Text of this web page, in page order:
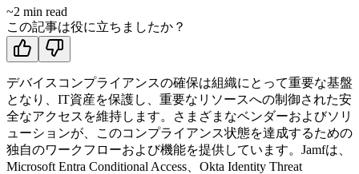
~2 min read
この記事は役に立ちましたか？
デバイスコンプライアンスの確保は組織にとって重要な基盤
となり、IT資産を保護し、重要なリソースへの制御された安
全なアクセスを維持します。さまざまなベンダーおよびソリ
ューションが、このコンプライアンス状態を達成するための
独自のワークフローおよび機能を提供しています。Jamfは、
Microsoft Entra Conditional Access、Okta Identity Threat